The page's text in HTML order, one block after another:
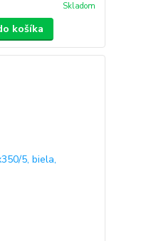
Skladom
košíka